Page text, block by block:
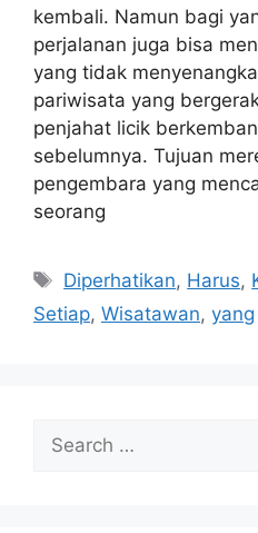
kembali. Namun bagi
perjalanan juga bisa
yang tidak
pariwisata yang
penjahat licik
sebelumnya. Tujuan
pengembara yang
seorang
Tags
Diperhatikan, Harus,
Setiap, Wisatawan, yang
Search
for: